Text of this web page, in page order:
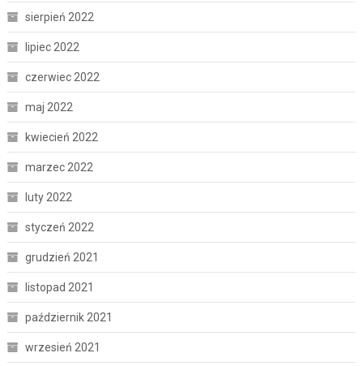
sierpień 2022
lipiec 2022
czerwiec 2022
maj 2022
kwiecień 2022
marzec 2022
luty 2022
styczeń 2022
grudzień 2021
listopad 2021
październik 2021
wrzesień 2021